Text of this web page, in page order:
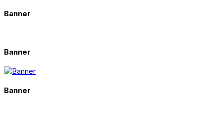
Banner
Banner
Banner